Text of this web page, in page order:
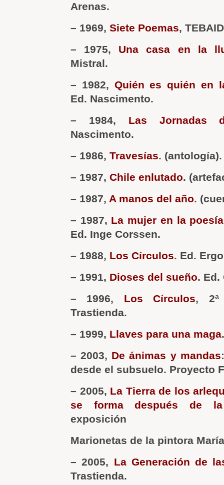
Arenas.
– 1969, Siete Poemas,
– 1975, Una casa en la
Mistral.
– 1982, Quién es quién en
Ed. Nascimento.
– 1984, Las Jornadas
Nascimento.
– 1986, Travesías. (antología).
– 1987, Chile enlutado.
– 1987, A manos del año.
– 1987, La mujer en la
Ed. Inge Corssen.
– 1988, Los Círculos. Ed.
– 1991, Dioses del sueño. Ed.
– 1996, Los Círculos, 2ª
Trastienda.
– 1999, Llaves para una maga
– 2003, De ánimas y mandas
desde el subsuelo. Proyecto
– 2005, La Tierra de los
se forma después de
exposición
Marionetas de la pintora
– 2005, La Generación de
Trastienda.